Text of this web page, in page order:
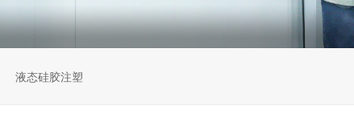
液态硅胶注塑